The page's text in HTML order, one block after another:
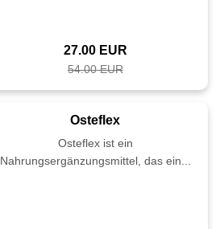
27.00 EUR
54.00 EUR
Osteflex
Osteflex ist ein
Nahrungsergänzungsmittel, das ein...